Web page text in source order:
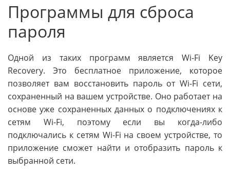
Программы для сброса
пароля
Одной из таких программ является Wi-Fi Key
Recovery. Это бесплатное приложение, которое
позволяет вам восстановить пароль от Wi-Fi сети,
сохраненный на вашем устройстве. Оно работает на
основе уже сохраненных данных о подключениях к
сетям Wi-Fi, поэтому если вы когда-либо
подключались к сетям Wi-Fi на своем устройстве, то
приложение сможет найти и отобразить пароль к
выбранной сети.